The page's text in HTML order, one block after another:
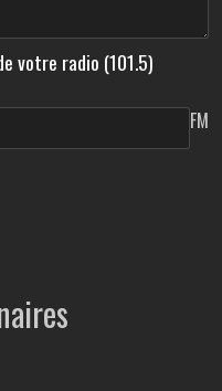
votre radio (101.5)
FM